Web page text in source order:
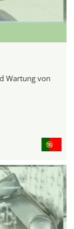
Wartung von